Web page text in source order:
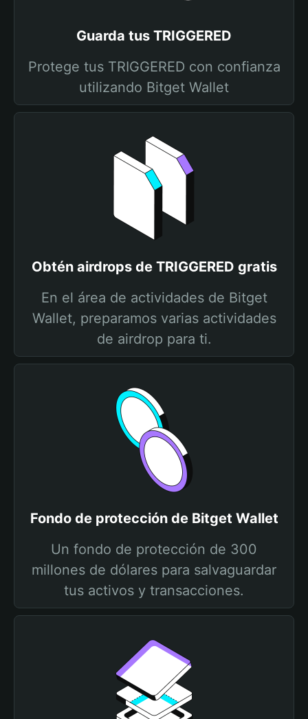
Guarda tus TRIGGERED
Protege tus TRIGGERED con confianza
utilizando Bitget Wallet
Obtén airdrops de TRIGGERED gratis
En el área de actividades de Bitget
Wallet, preparamos varias actividades
de airdrop para ti.
Fondo de protección de Bitget Wallet
Un fondo de protección de 300
millones de dólares para salvaguardar
tus activos y transacciones.